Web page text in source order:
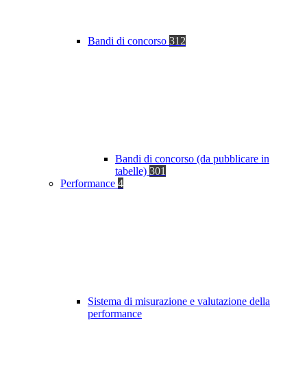
Bandi di concorso 312
Bandi di concorso (da pubblicare in
tabelle) 301
Performance 4
Sistema di misurazione e valutazione della
performance